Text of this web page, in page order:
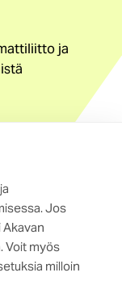
Jos
Voit myös
milloin
ja